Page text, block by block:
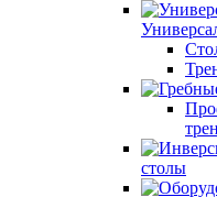
столы